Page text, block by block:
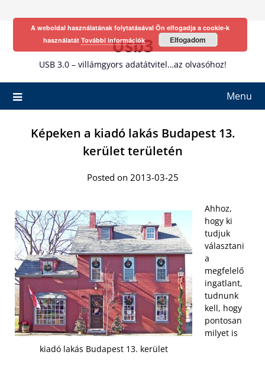
Usb3
USB 3.0 – villámgyors adatátvitel…az olvasóhoz!
Menu
Képeken a kiadó lakás Budapest 13.
kerület területén
Posted on 2013-03-25
kiadó lakás Budapest 13. kerület
Ahhoz,
hogy ki
tudjuk
választani
a
megfelelő
ingatlant,
tudnunk
kell, hogy
pontosan
milyet is
A weboldal használatának folytatásával Ön elfogadja a cookie-k
használatát További információk Elfogadom